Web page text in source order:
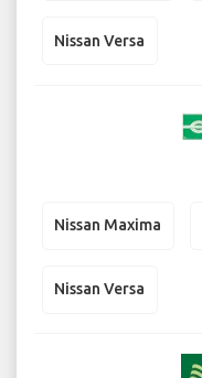
Nissan Versa
Nissan Maxima
Nissan Versa